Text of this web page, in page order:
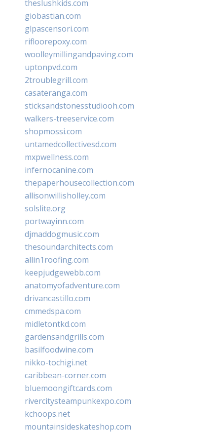
theslushkids.com
giobastian.com
glpascensori.com
rifloorepoxy.com
woolleymillingandpaving.com
uptonpvd.com
2troublegrill.com
casateranga.com
sticksandstonesstudiooh.com
walkers-treeservice.com
shopmossi.com
untamedcollectivesd.com
mxpwellness.com
infernocanine.com
thepaperhousecollection.com
allisonwillisholley.com
solslite.org
portwayinn.com
djmaddogmusic.com
thesoundarchitects.com
allin1roofing.com
keepjudgewebb.com
anatomyofadventure.com
drivancastillo.com
cmmedspa.com
midletontkd.com
gardensandgrills.com
basilfoodwine.com
nikko-tochigi.net
caribbean-corner.com
bluemoongiftcards.com
rivercitysteampunkexpo.com
kchoops.net
mountainsideskateshop.com